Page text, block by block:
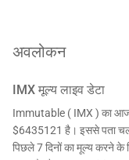
अवलोकन
IMX मूल्य लाइव डेटा
Immutable ( IMX ) का आज
$6435121 है। इससे पता
पिछले 7 दिनों का मूल्य करने के